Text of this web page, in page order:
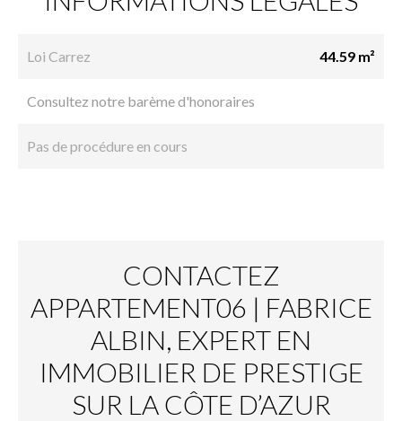
Loi Carrez 44.59 m²
Consultez notre barème d'honoraires
Pas de procédure en cours
CONTACTEZ
APPARTEMENT06 | FABRICE
ALBIN, EXPERT EN
IMMOBILIER DE PRESTIGE
SUR LA CÔTE D’AZUR